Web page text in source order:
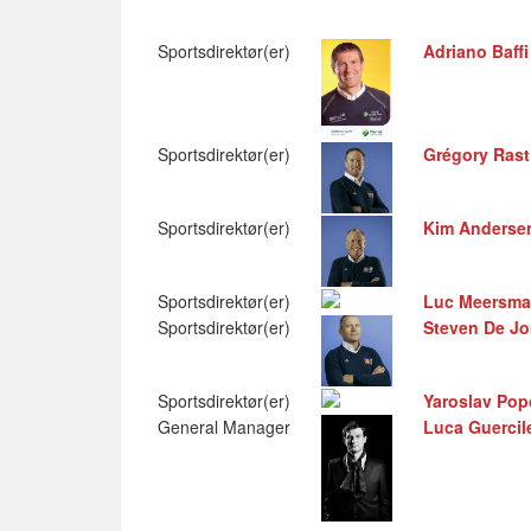
Sportsdirektør(er) Adriano Baffi
Sportsdirektør(er) Grégory Rast
Sportsdirektør(er) Kim
Sportsdirektør(er)
Luc
Sportsdirektør(er)
Steven De
Sportsdirektør(er)
Yaroslav
General Manager
Luca